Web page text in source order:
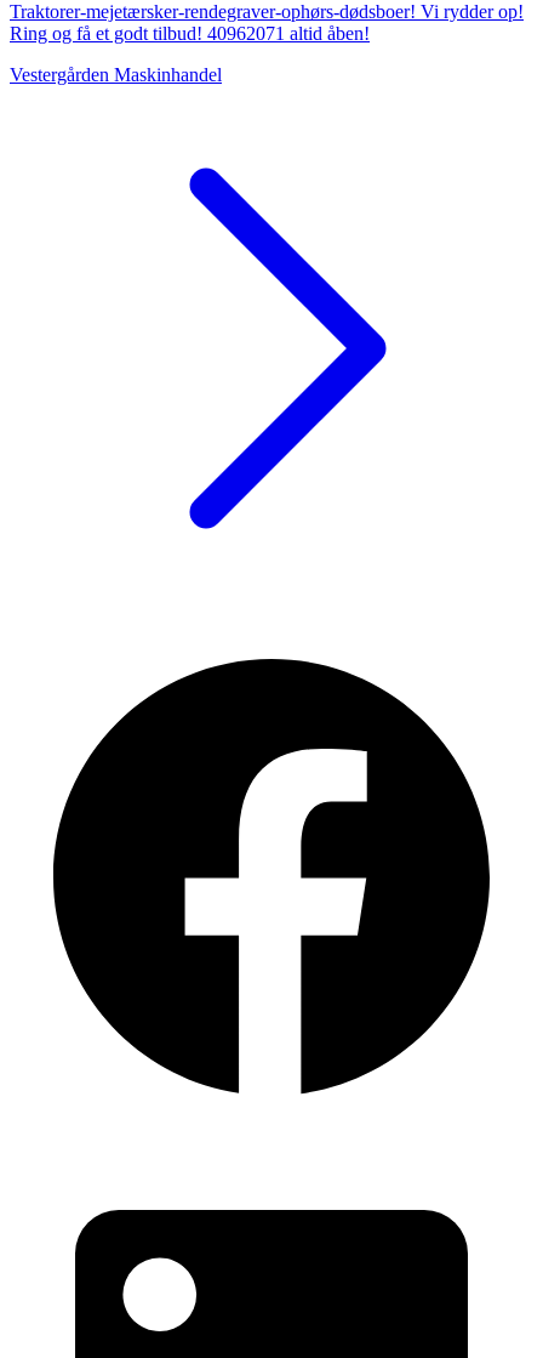
Traktorer-mejetærsker-rendegraver-ophørs-dødsboer! Vi rydder op!
Ring og få et godt tilbud! 40962071 altid åben!
Vestergården Maskinhandel